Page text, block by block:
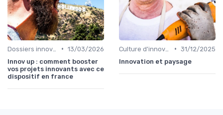
• 13/03/2026
Innov up : comment booster
vos projets innovants avec ce
dispositif en france
• 31/12/2025
Innovation et paysage